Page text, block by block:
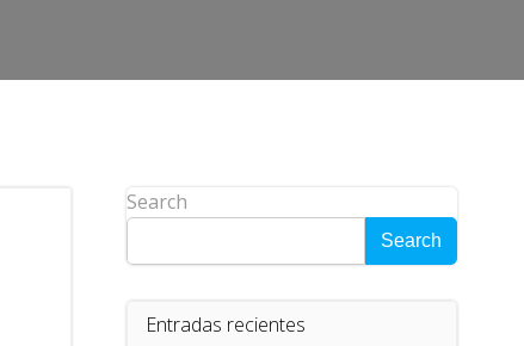
Search
Search
Entradas recientes